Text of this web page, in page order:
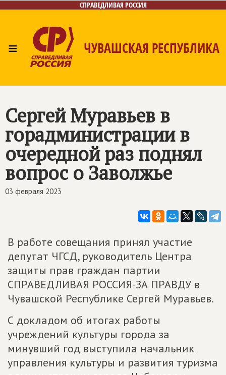
СПРАВЕДЛИВАЯ РОССИЯ
≡ ЧУВАШСКАЯ РЕСПУБЛИКА
Сергей Муравьев в
горадминистрации в
очередной раз поднял
вопрос о Заволжье
03 февраля 2023
В работе совещания принял участие
депутат ЧГСД, руководитель Центра
защиты прав граждан партии
СПРАВЕДЛИВАЯ РОССИЯ-ЗА ПРАВДУ в
Чувашской Республике Сергей Муравьев.
С докладом об итогах работы
учреждений культуры города за
минувший год выступила начальник
управления культуры и развития туризма